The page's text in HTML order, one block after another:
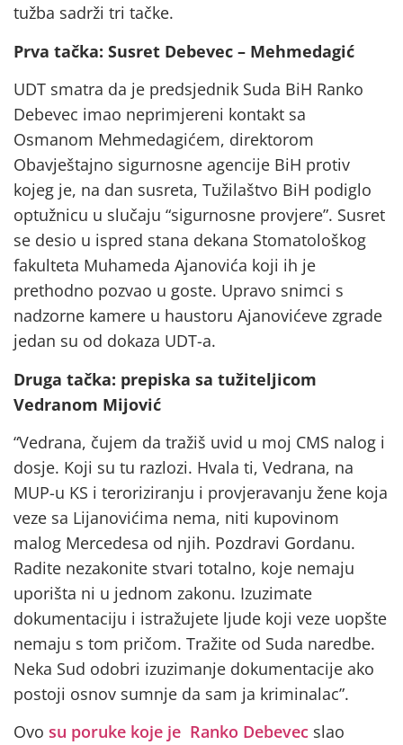
tužba sadrži tri tačke.
Prva tačka: Susret Debevec – Mehmedagić
UDT smatra da je predsjednik Suda BiH Ranko
Debevec imao neprimjereni kontakt sa
Osmanom Mehmedagićem, direktorom
Obavještajno sigurnosne agencije BiH protiv
kojeg je, na dan susreta, Tužilaštvo BiH podiglo
optužnicu u slučaju “sigurnosne provjere”. Susret
se desio u ispred stana dekana Stomatološkog
fakulteta Muhameda Ajanovića koji ih je
prethodno pozvao u goste. Upravo snimci s
nadzorne kamere u haustoru Ajanovićeve zgrade
jedan su od dokaza UDT-a.
Druga tačka: prepiska sa tužiteljicom
Vedranom Mijović
“Vedrana, čujem da tražiš uvid u moj CMS nalog i
dosje. Koji su tu razlozi. Hvala ti, Vedrana, na
MUP-u KS i teroriziranju i provjeravanju žene koja
veze sa Lijanovićima nema, niti kupovinom
malog Mercedesa od njih. Pozdravi Gordanu.
Radite nezakonite stvari totalno, koje nemaju
uporišta ni u jednom zakonu. Izuzimate
dokumentaciju i istražujete ljude koji veze uopšte
nemaju s tom pričom. Tražite od Suda naredbe.
Neka Sud odobri izuzimanje dokumentacije ako
postoji osnov sumnje da sam ja kriminalac”.
Ovo su poruke koje je Ranko Debevec slao